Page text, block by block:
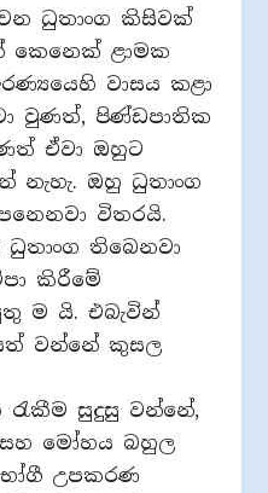
ධුතාංග කිසිවක්
කෙනෙක් ළාමක
වාසය කළා
වුණත්, පිණ්ඩපාතික
ඒවා ඔහුට
නැහැ. ඔහු ධුතාංග
විතරයි.
තිබෙනවා
කිරීමේ
ම යි. එබැවින්
වන්නේ කුසල
සුදුසු වන්නේ,
සහ මෝහය බහුල
උපකරණ